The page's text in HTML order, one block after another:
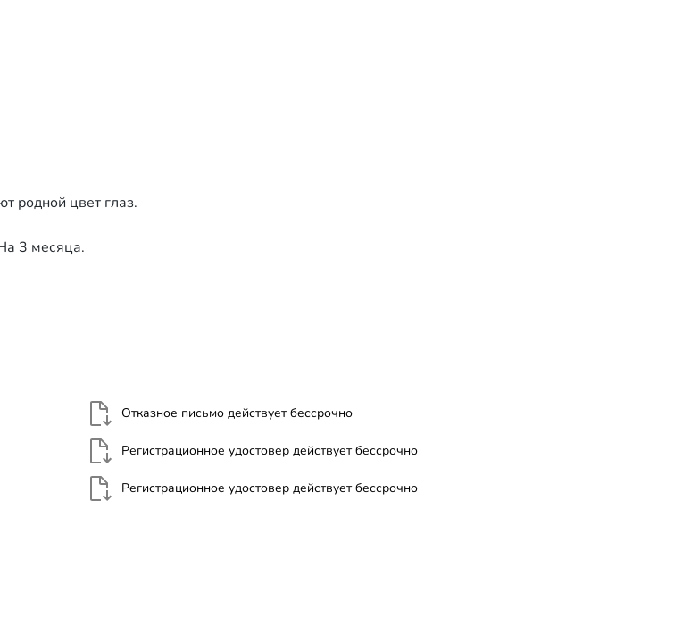
родной цвет глаз.
3 месяца.
Отказное письмо действуетбессрочно
Регистрационное удостовер действуетбессрочно
Регистрационное удостовер действуетбессрочно